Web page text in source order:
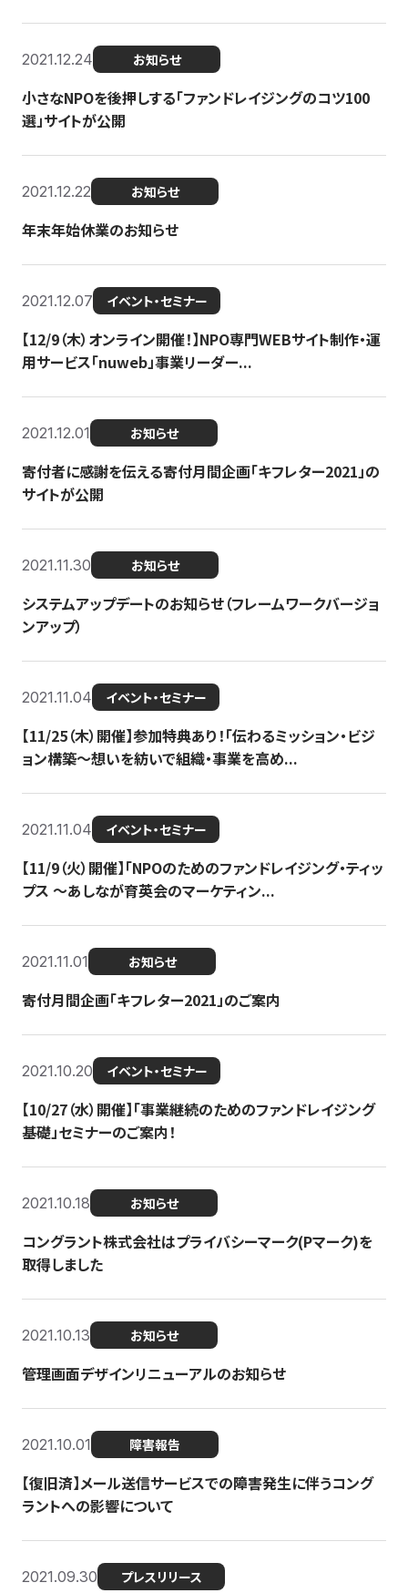
2021.12.24 お知らせ
小さなNPOを後押しする「ファンドレイジングのコツ100
選」サイトが公開
2021.12.22 お知らせ
年末年始休業のお知らせ
2021.12.07 イベント・セミナー
【12/9（木）オンライン開催！】NPO専門WEBサイト制作・運
用サービス「nuweb」事業リーダー...
2021.12.01 お知らせ
寄付者に感謝を伝える寄付月間企画「キフレター2021」の
サイトが公開
2021.11.30 お知らせ
システムアップデートのお知らせ（フレームワークバージョ
ンアップ）
2021.11.04 イベント・セミナー
【11/25（木）開催】参加特典あり！「伝わるミッション・ビジ
ョン構築〜想いを紡いで組織・事業を高め...
2021.11.04 イベント・セミナー
【11/9（火）開催】「NPOのためのファンドレイジング・ティッ
プス 〜あしなが育英会のマーケティン...
2021.11.01 お知らせ
寄付月間企画「キフレター2021」のご案内
2021.10.20 イベント・セミナー
【10/27（水）開催】「事業継続のためのファンドレイジング
基礎」セミナーのご案内！
2021.10.18 お知らせ
コングラント株式会社はプライバシーマーク(Pマーク)を
取得しました
2021.10.13 お知らせ
管理画面デザインリニューアルのお知らせ
2021.10.01 障害報告
【復旧済】メール送信サービスでの障害発生に伴うコング
ラントへの影響について
2021.09.30 プレスリリース